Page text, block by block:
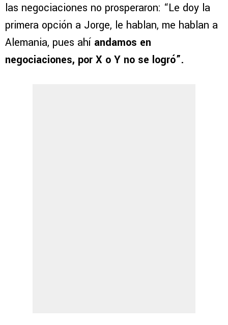
las negociaciones no prosperaron: “Le doy la
primera opción a Jorge, le hablan, me hablan a
Alemania, pues ahí andamos en
negociaciones, por X o Y no se logró”.